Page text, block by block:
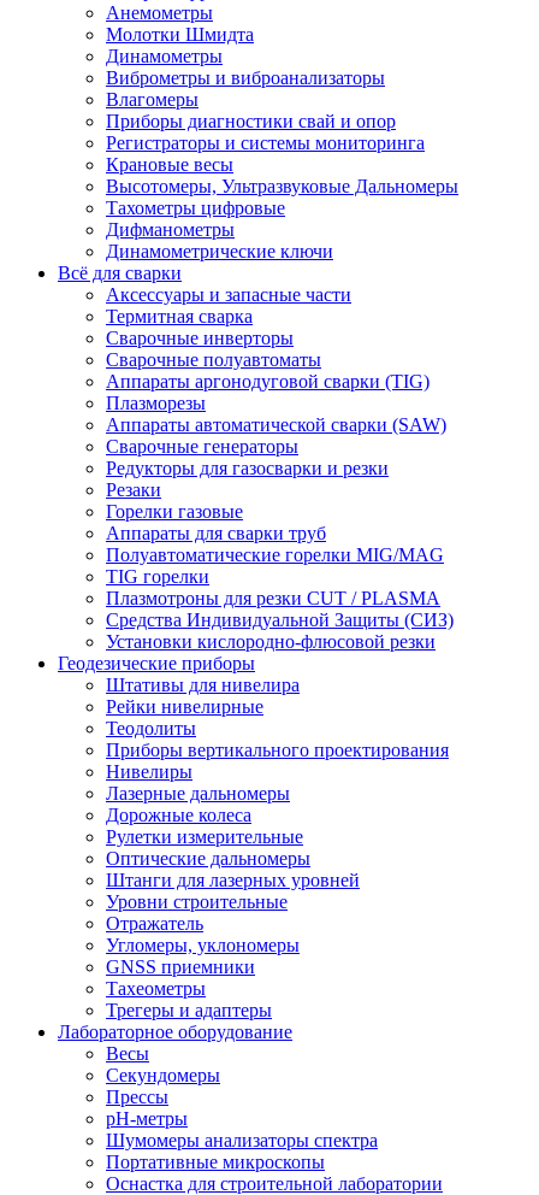
Анемометры
Молотки Шмидта
Динамометры
Виброметры и виброанализаторы
Влагомеры
Приборы диагностики свай и опор
Регистраторы и системы мониторинга
Крановые весы
Высотомеры, Ультразвуковые Дальномеры
Тахометры цифровые
Дифманометры
Динамометрические ключи
Всё для сварки
Аксессуары и запасные части
Термитная сварка
Сварочные инверторы
Сварочные полуавтоматы
Аппараты аргонодуговой сварки (TIG)
Плазморезы
Аппараты автоматической сварки (SAW)
Сварочные генераторы
Редукторы для газосварки и резки
Резаки
Горелки газовые
Аппараты для сварки труб
Полуавтоматические горелки MIG/MAG
TIG горелки
Плазмотроны для резки CUT / PLASMA
Средства Индивидуальной Защиты (СИЗ)
Установки кислородно-флюсовой резки
Геодезические приборы
Штативы для нивелира
Рейки нивелирные
Теодолиты
Приборы вертикального проектирования
Нивелиры
Лазерные дальномеры
Дорожные колеса
Рулетки измерительные
Оптические дальномеры
Штанги для лазерных уровней
Уровни строительные
Отражатель
Угломеры, уклономеры
GNSS приемники
Тахеометры
Трегеры и адаптеры
Лабораторное оборудование
Весы
Секундомеры
Прессы
pH-метры
Шумомеры анализаторы спектра
Портативные микроскопы
Оснастка для строительной лаборатории